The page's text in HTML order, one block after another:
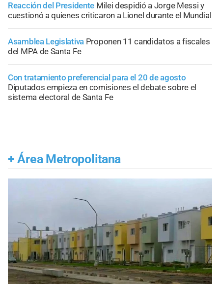
Reacción del Presidente Milei despidió a Jorge Messi y
cuestionó a quienes criticaron a Lionel durante el Mundial
Asamblea Legislativa Proponen 11 candidatos a fiscales
del MPA de Santa Fe
Con tratamiento preferencial para el 20 de agosto
Diputados empieza en comisiones el debate sobre el
sistema electoral de Santa Fe
+ Área Metropolitana